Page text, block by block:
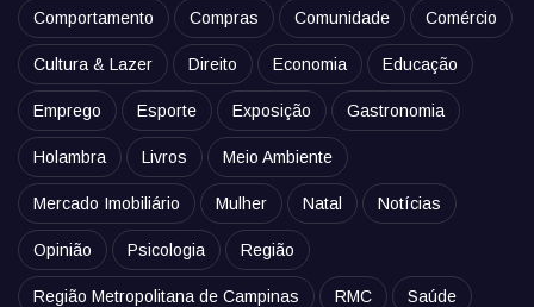
Comportamento Compras Comunidade Comércio
Cultura & Lazer Direito Economia Educação
Emprego Esporte Exposição Gastronomia
Holambra Livros Meio Ambiente
Mercado Imobiliário Mulher Natal Notícias
Opinião Psicologia Região
Região Metropolitana de Campinas RMC Saúde